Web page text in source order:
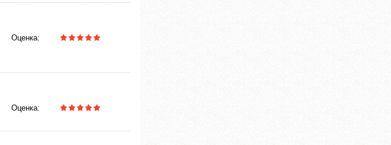
Оценка:
Оценка: